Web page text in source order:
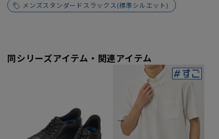
メンズスタンダードスラックス(標準シルエット)
同シリーズアイテム・関連アイテム